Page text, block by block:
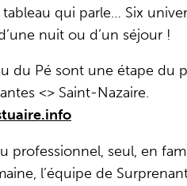
qui parle… Six
nuit ou d’un séjour !
du Pé sont une étape du
<> Saint-Nazaire.
professionnel, seul, en
l’équipe de